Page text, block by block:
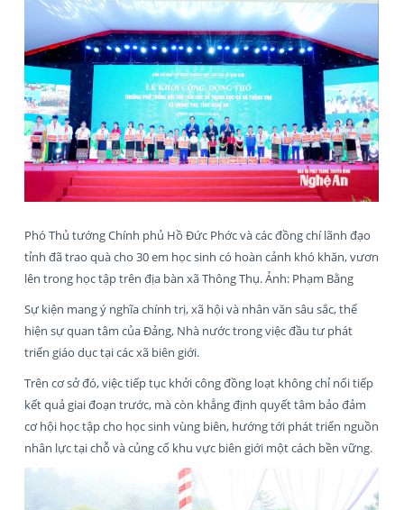
Phó Thủ tướng Chính phủ Hồ Đức Phớc và các đồng chí lãnh đạo
tỉnh đã trao quà cho 30 em học sinh có hoàn cảnh khó khăn, vươn
lên trong học tập trên địa bàn xã Thông Thụ. Ảnh: Phạm Bằng
Sự kiện mang ý nghĩa chính trị, xã hội và nhân văn sâu sắc, thể
hiện sự quan tâm của Đảng, Nhà nước trong việc đầu tư phát
triển giáo dục tại các xã biên giới.
Trên cơ sở đó, việc tiếp tục khởi công đồng loạt không chỉ nối tiếp
kết quả giai đoạn trước, mà còn khẳng định quyết tâm bảo đảm
cơ hội học tập cho học sinh vùng biên, hướng tới phát triển nguồn
nhân lực tại chỗ và củng cố khu vực biên giới một cách bền vững.